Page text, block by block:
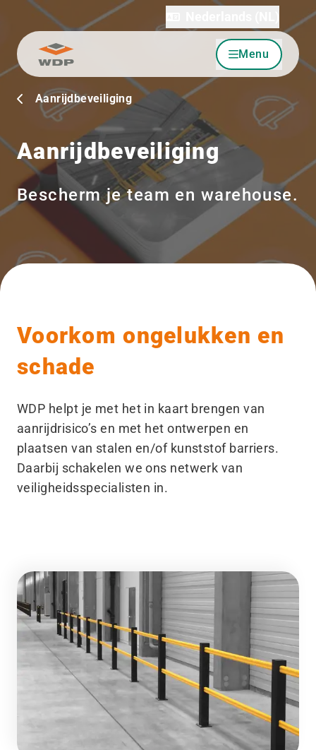
Ga naar inhoud Menu
Aanrijdbeveiliging
Aanrijdbeveiliging
Bescherm je team en warehouse.
Voorkom ongelukken en
schade
WDP helpt je met het in kaart brengen van
aanrijdrisico’s en met het ontwerpen en
plaatsen van stalen en/​of kunststof barriers.
Daarbij schakelen we ons netwerk van
veiligheidsspecialisten in.